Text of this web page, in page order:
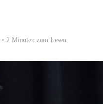
2 Minuten zum Lesen